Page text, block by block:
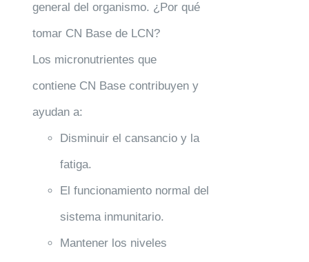
general del organismo. ¿Por qué
tomar CN Base de LCN?
Los micronutrientes que
contiene CN Base contribuyen y
ayudan a:
Disminuir el cansancio y la
fatiga.
El funcionamiento normal del
sistema inmunitario.
Mantener los niveles